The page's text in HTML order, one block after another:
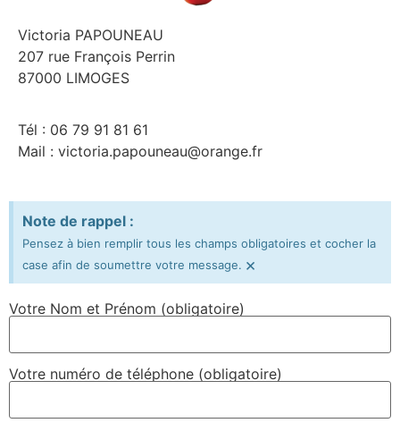
Victoria PAPOUNEAU
207 rue François Perrin
87000 LIMOGES
Tél : 06 79 91 81 61
Mail : victoria.papouneau@orange.fr
Note de rappel :
Pensez à bien remplir tous les champs obligatoires et cocher la
case afin de soumettre votre message. ×
Votre Nom et Prénom (obligatoire)
Votre numéro de téléphone (obligatoire)